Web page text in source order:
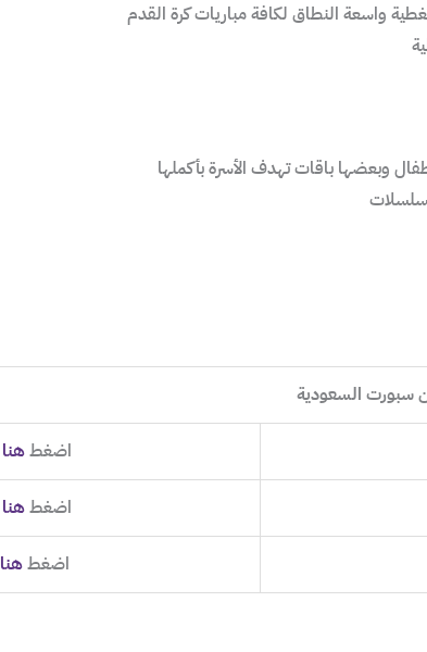
واسعة النطاق لكافة مباريات كرة القدم
وبعضها باقات تهدف الأسرة بأكملها
سبورت السعودية
اضغطهنا
اضغطهنا
اضغطهنا